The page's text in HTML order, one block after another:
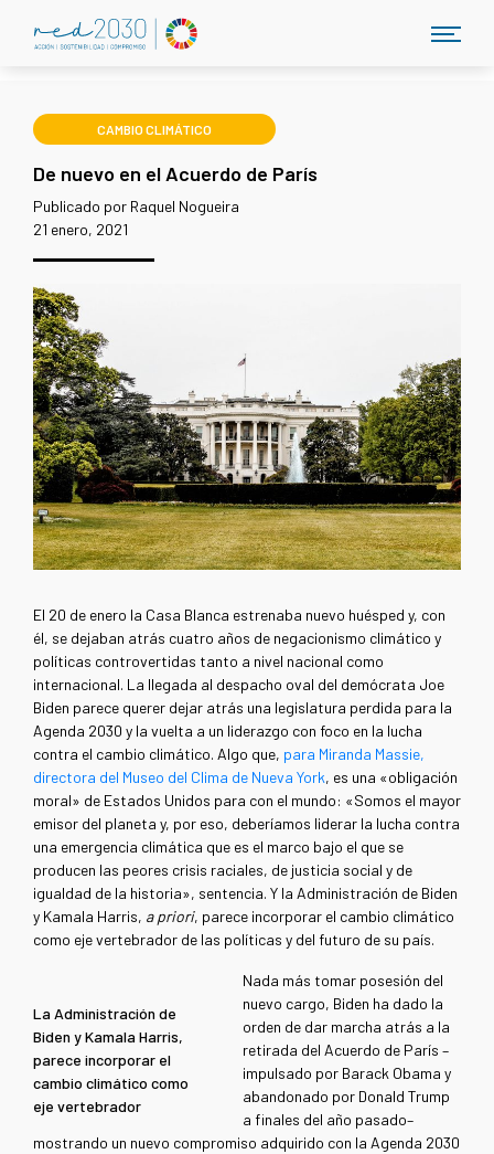
CAMBIO CLIMÁTICO
De nuevo en el Acuerdo de París
Publicado por Raquel Nogueira
21 enero, 2021
El 20 de enero la Casa Blanca estrenaba nuevo huésped y, con
él, se dejaban atrás cuatro años de negacionismo climático y
políticas controvertidas tanto a nivel nacional como
internacional. La llegada al despacho oval del demócrata Joe
Biden parece querer dejar atrás una legislatura perdida para la
Agenda 2030 y la vuelta a un liderazgo con foco en la lucha
contra el cambio climático. Algo que, para Miranda Massie,
directora del Museo del Clima de Nueva York, es una «obligación
moral» de Estados Unidos para con el mundo: «Somos el mayor
emisor del planeta y, por eso, deberíamos liderar la lucha contra
una emergencia climática que es el marco bajo el que se
producen las peores crisis raciales, de justicia social y de
igualdad de la historia», sentencia. Y la Administración de Biden
y Kamala Harris, a priori, parece incorporar el cambio climático
como eje vertebrador de las políticas y del futuro de su país.
La Administración de
Biden y Kamala Harris,
parece incorporar el
cambio climático como
eje vertebrador
Nada más tomar posesión del
nuevo cargo, Biden ha dado la
orden de dar marcha atrás a la
retirada del Acuerdo de París –
impulsado por Barack Obama y
abandonado por Donald Trump
a finales del año pasado–
mostrando un nuevo compromiso adquirido con la Agenda 2030